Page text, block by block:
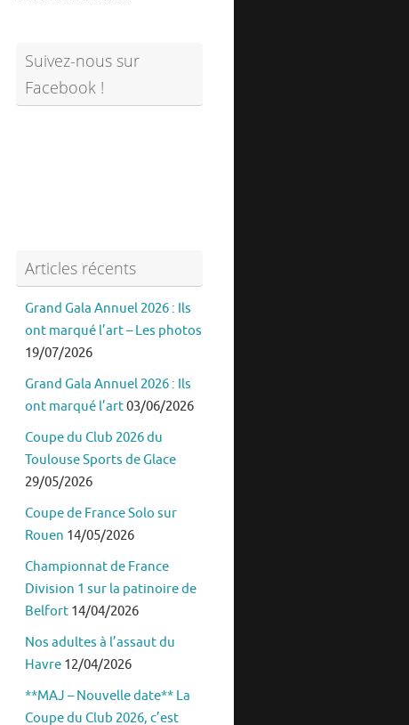
Suivez-nous sur
Facebook !
Articles récents
Grand Gala Annuel 2026 : Ils
ont marqué l’art – Les photos
19/07/2026
Grand Gala Annuel 2026 : Ils
ont marqué l’art03/06/2026
Coupe du Club 2026 du
Toulouse Sports de Glace
29/05/2026
Coupe de France Solo sur
Rouen 14/05/2026
Championnat de France
Division 1 sur la patinoire de
Belfort 14/04/2026
Nos adultes à l’assaut du
Havre 12/04/2026
**MAJ – Nouvelle date** La
Coupe du Club 2026, c’est